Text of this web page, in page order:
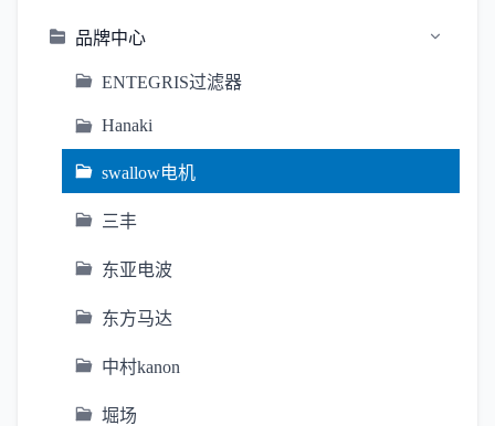
品牌中心
ENTEGRIS过滤器
Hanaki
swallow电机
三丰
东亚电波
东方马达
中村kanon
堀场